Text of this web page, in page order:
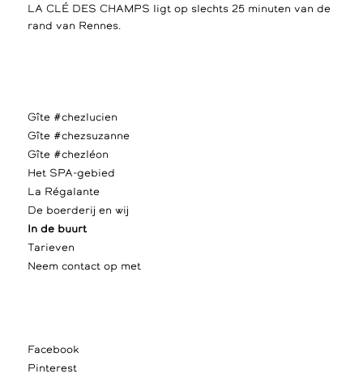
LA CLÉ DES CHAMPS ligt op slechts 25 minuten van de
rand van Rennes.
Gîte #chezlucien
Gîte #chezsuzanne
Gîte #chezléon
Het SPA-gebied
La Régalante
De boerderij en wij
In de buurt
Tarieven
Neem contact op met
Facebook
Pinterest